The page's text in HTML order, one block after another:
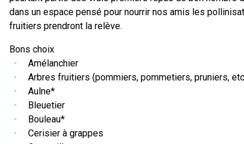
dans un espace pensé pour nourrir nos amis les
fruitiers prendront la relève.
Bons choix
Amélanchier
Arbres fruitiers (pommiers, pommetiers, pruniers,
Aulne*
Bleuetier
Bouleau*
Cerisier à grappes